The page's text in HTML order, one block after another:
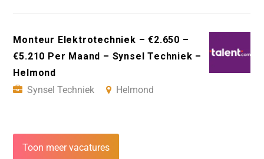
Monteur Elektrotechniek – €2.650 –
€5.210 Per Maand – Synsel Techniek –
Helmond
Synsel Techniek
Helmond
Toon meer vacatures